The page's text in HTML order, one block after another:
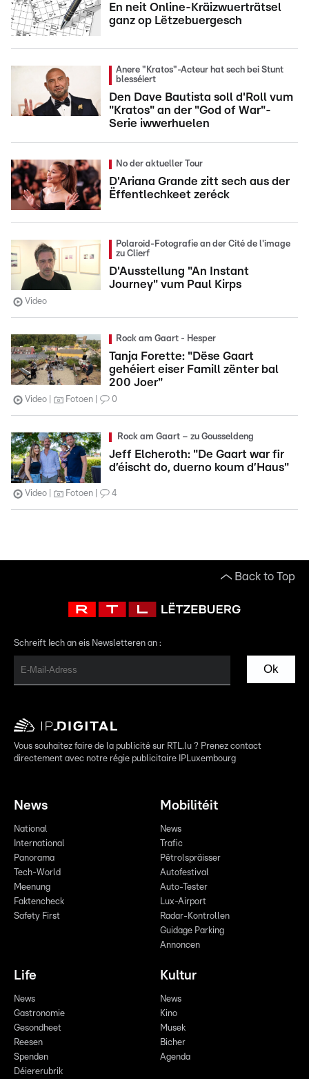
En neit Online-Kräizwuerträtsel
ganz op Lëtzebuergesch
Anere "Kratos"-Acteur hat sech bei Stunt
blesséiert
Den Dave Bautista soll d'Roll vum
"Kratos" an der "God of War"-
Serie iwwerhuelen
No der aktueller Tour
D'Ariana Grande zitt sech aus der
Ëffentlechkeet zeréck
Polaroid-Fotografie an der Cité de l'image
zu Clierf
D'Ausstellung "An Instant
Journey" vum Paul Kirps
Video
Rock am Gaart - Hesper
Tanja Forette: "Dëse Gaart
gehéiert eiser Famill zënter bal
200 Joer"
Video Fotoen 0
Rock am Gaart – zu Gousseldeng
Jeff Elcheroth: "De Gaart war fir
d’éischt do, duerno koum d’Haus"
Video Fotoen 4
Back to Top
Schreift Iech an eis Newsletteren an :
Ok
Vous souhaitez faire de la publicité sur RTL.lu ? Prenez contact
directement avec notre régie publicitaire IPLuxembourg
News
National
International
Panorama
Tech-World
Meenung
Faktencheck
Safety First
Mobilitéit
News
Trafic
Pëtrolspräisser
Autofestival
Auto-Tester
Lux-Airport
Radar-Kontrollen
Guidage Parking
Annoncen
Life
News
Gastronomie
Gesondheet
Reesen
Spenden
Déiererubrik
Kultur
News
Kino
Musek
Bicher
Agenda